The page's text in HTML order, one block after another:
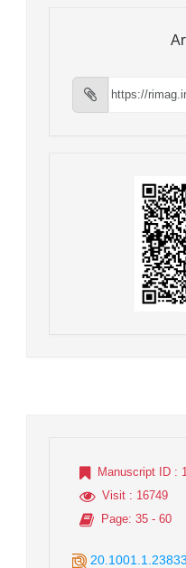
Manuscript ID :
Visit : 16749
Page: 35 - 60